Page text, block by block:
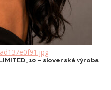
– slovenská výroba